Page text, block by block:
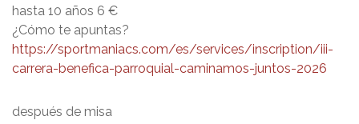
hasta 10 años 6 €
¿Cómo te apuntas?
https://sportmaniacs.com/es/services/inscription/iii-
carrera-benefica-parroquial-caminamos-juntos-2026
después de misa